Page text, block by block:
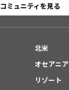
コミュニティを見る
北米
オセアニア
リゾート